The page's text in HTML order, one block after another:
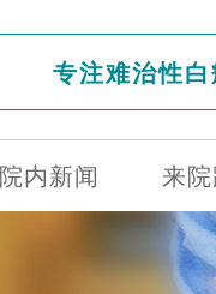
专注难治性
院内新闻 来